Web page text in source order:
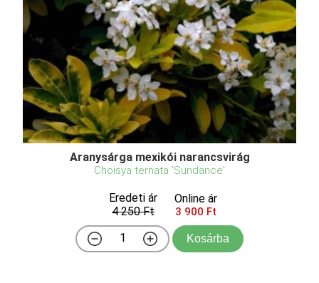
Aranysárga mexikói narancsvirág
Choisya ternata 'Sundance'
Eredeti ár
4 250 Ft
Online ár
3 900 Ft
Kosárba